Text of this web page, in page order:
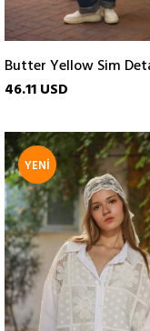
46.11 USD
YENI
ÜRÜN